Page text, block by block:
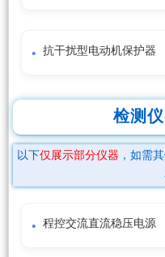
抗干扰型电动机保护器
检测仪
以下仅展示部分仪器 ，如需
程控交流直流稳压电源